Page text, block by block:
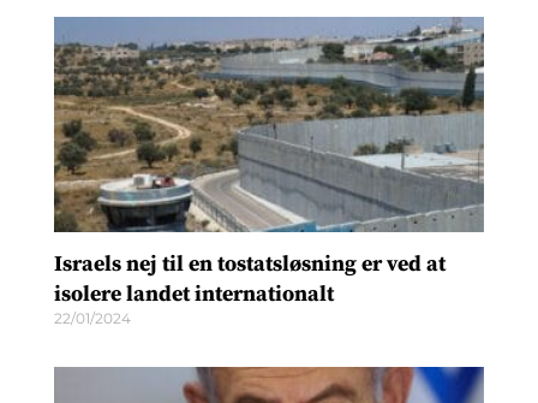
Israels nej til en tostatsløsning er ved at
isolere landet internationalt
22/01/2024